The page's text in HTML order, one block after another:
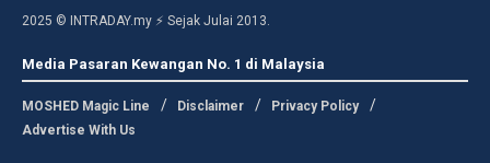
2025 © INTRADAY.my ⚡ Sejak Julai 2013.
Media Pasaran Kewangan No. 1 di Malaysia
MOSHED Magic Line Disclaimer
Privacy Policy
Advertise With Us